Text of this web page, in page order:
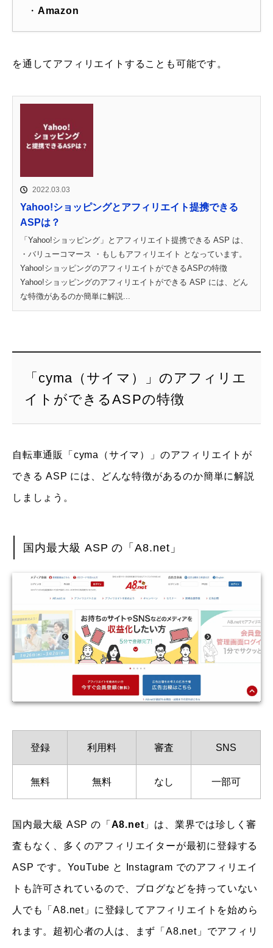
・ Amazon
を通してアフィリエイトすることも可能です。
2022.03.03
Yahoo!ショッピングとアフィリエイト提携できる
ASPは？
「Yahoo!ショッピング」とアフィリエイト提携できる ASP は、
・バリューコマース ・もしもアフィリエイト となっています。
Yahoo!ショッピングのアフィリエイトができるASPの特徴
Yahoo!ショッピングのアフィリエイトができる ASP には、どん
な特徴があるのか簡単に解説...
「cyma（サイマ）」のアフィリエ
イトができるASPの特徴
自転車通販「cyma（サイマ）」のアフィリエイトが
できる ASP には、どんな特徴があるのか簡単に解説
しましょう。
国内最大級 ASP の「A8.net」
登録 利用料 審査 SNS
無料 無料 なし 一部可
国内最大級 ASP の「 A8.net 」は、業界では珍しく審
査もなく、多くのアフィリエイターが最初に登録する
ASP です。YouTube と Instagram でのアフィリエイ
トも許可されているので、ブログなどを持っていない
人でも「A8.net」に登録してアフィリエイトを始めら
れます。超初心者の人は、まず「A8.net」でアフィリ